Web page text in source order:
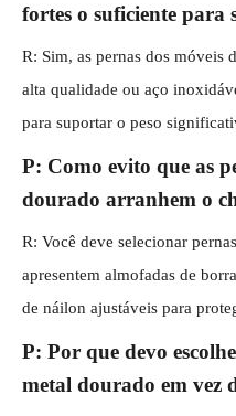
fortes o suficiente para
R: Sim, as pernas dos móveis
alta qualidade ou aço
para suportar o peso
P: Como evito que as
dourado arranhem o
R: Você deve selecionar
apresentem almofadas de
de náilon ajustáveis ​​para
P: Por que devo
metal dourado em vez